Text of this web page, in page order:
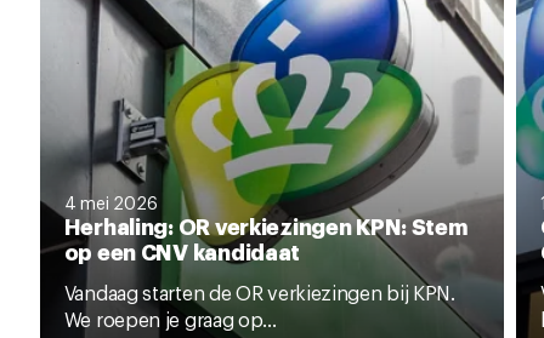
4 mei 2026
Herhaling: OR verkiezingen KPN: Stem
op een CNV kandidaat
Vandaag starten de OR verkiezingen bij KPN.
We roepen je graag op...